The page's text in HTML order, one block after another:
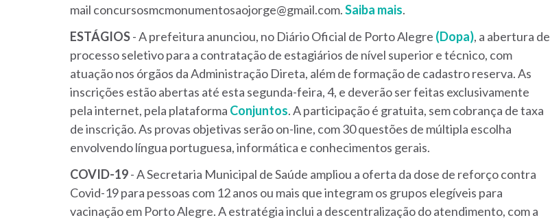
mail concursosmcmonumentosaojorge@gmail.com.Saiba mais.
ESTÁGIOS- A prefeitura anunciou, no Diário Oficial de Porto Alegre (Dopa), a abertura de
processo seletivo para a contratação de estagiários de nível superior e técnico, com
atuação nos órgãos da Administração Direta, além de formação de cadastro reserva. As
inscrições estão abertas até esta segunda-feira, 4, e deverão ser feitas exclusivamente
pela internet, pela plataforma Conjuntos. A participação é gratuita, sem cobrança de taxa
de inscrição. As provas objetivas serão on-line, com 30 questões de múltipla escolha
envolvendo língua portuguesa, informática e conhecimentos gerais.
COVID-19- A Secretaria Municipal de Saúde ampliou a oferta da dose de reforço contra
Covid-19 para pessoas com 12 anos ou mais que integram os grupos elegíveis para
vacinação em Porto Alegre. A estratégia inclui a descentralização do atendimento, com a